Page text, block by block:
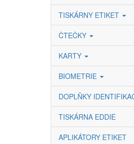
TISKÁRNY ETIKET
ČTEČKY
KARTY
BIOMETRIE
DOPLŇKY
TISKÁRNA EDDIE
APLIKÁTORY ETIKET